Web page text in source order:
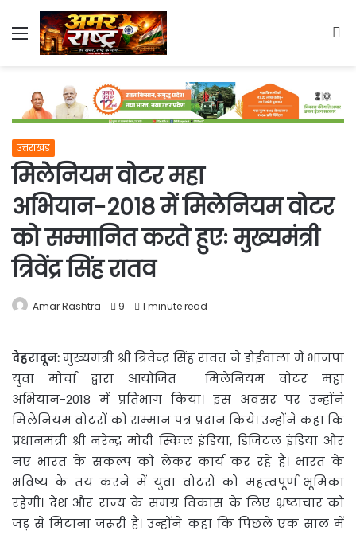
Menu
उत्तराखंड
मिलेनियम वोटर महा
अभियान-2018 में मिलेनियम वोटर
को सम्मानित करते हुएः मुख्यमंत्री
त्रिवेंद्र सिंह रातव
Amar Rashtra 9 1 minute read
देहरादून:मुख्यमंत्री श्री त्रिवेन्द्र सिंह रावत ने डोईवाला में भाजपा
युवा मोर्चा द्वारा आयोजित मिलेनियम वोटर महा
अभियान-2018 में प्रतिभाग किया। इस अवसर पर उन्होंने
मिलेनियम वोटरों को सम्मान पत्र प्रदान किये। उन्होंने कहा कि
प्रधानमंत्री श्री नरेन्द्र मोदी स्किल इंडिया, डिजिटल इंडिया और
नए भारत के संकल्प को लेकर कार्य कर रहे हैं। भारत के
भविष्य के तय करने में युवा वोटरों को महत्वपूर्ण भूमिका
रहेगी। देश और राज्य के समग्र विकास के लिए भ्रष्टाचार को
जड़ से मिटाना जरूरी है। उन्होंने कहा कि पिछले एक साल में